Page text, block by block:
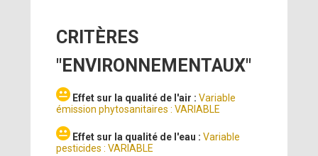
CRITÈRES
"ENVIRONNEMENTAUX"
Effet sur la qualité de l'air :Variable
émission phytosanitaires : VARIABLE
Effet sur la qualité de l'eau :Variable
pesticides : VARIABLE